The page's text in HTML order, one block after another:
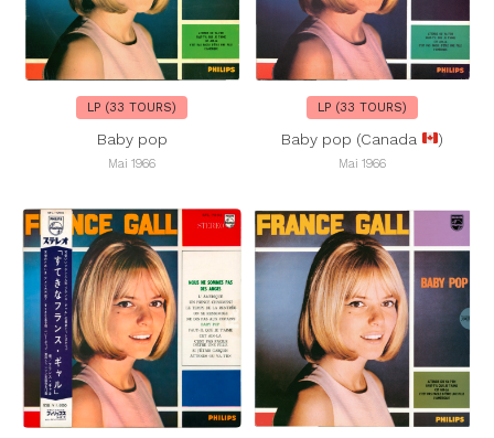
LP (33 TOURS)
Baby pop
Mai 1966
LP (33 TOURS)
Baby pop (Canada )
Mai 1966